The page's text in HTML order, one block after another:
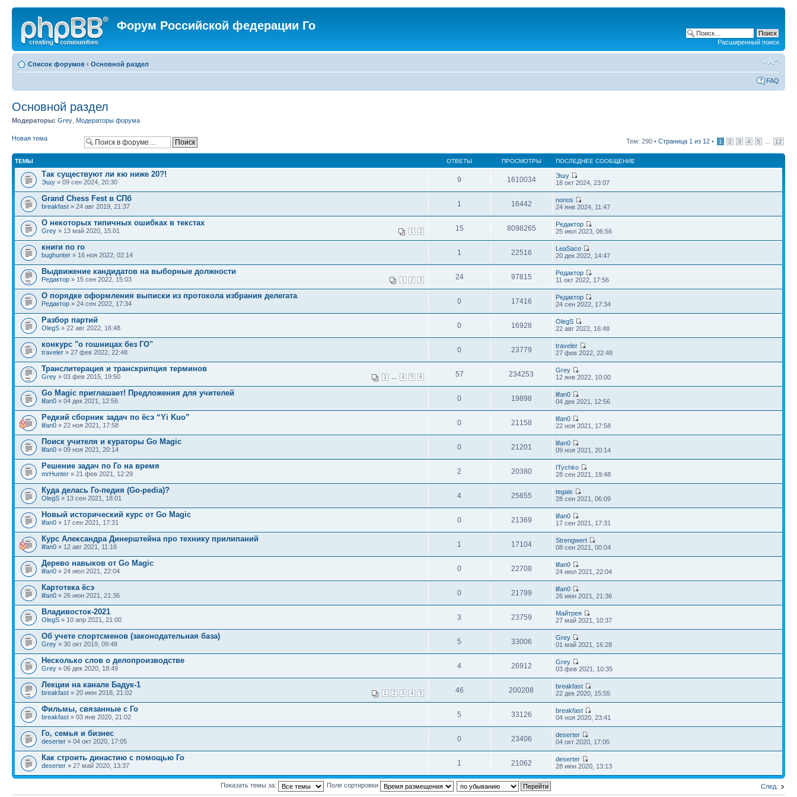
Форум Российской федерации Го
Расширенный поиск
Список форумов ‹ Основной раздел
FAQ
Основной раздел
Модераторы: Grey Модераторы форума
Новая тема Тем: 290 • Страница 1 из 12 • 1 2 3 4 5 12
ТЕМЫ ОТВЕТЫ ПРОСМОТРЫ ПОСЛЕДНЕЕ СООБЩЕНИЕ
Так существуют ли кю ниже 20?!
Эшу » 09 сен 2024, 20:30 9 1610034
Эшу
18 окт 2024, 23:07
Grand Chess Fest в СПб
breakfast » 24 авг 2019, 21:37 1 16442
nonos
24 янв 2024, 11:47
О некоторых типичных ошибках в текстах
1 2
Grey » 13 май 2020, 15:01 15 8098265
Редактор
25 июл 2023, 06:56
книги по го
bughunter » 16 ноя 2022, 02:14 1 22516
LeaSaco
20 дек 2022, 14:47
Выдвижение кандидатов на выборные должности
1 2 3
Редактор » 15 сен 2022, 15:03 24 97815
Редактор
11 окт 2022, 17:56
О порядке оформления выписки из протокола избрания делегата
Редактор » 24 сен 2022, 17:34 0 17416
Редактор
24 сен 2022, 17:34
Разбор партий
OlegS » 22 авг 2022, 16:48 0 16928
OlegS
22 авг 2022, 16:48
конкурс "о гошницах без ГО"
traveler » 27 фев 2022, 22:48 0 23779
traveler
27 фев 2022, 22:48
Транслитерация и транскрипция терминов
1 4 5 6
Grey » 03 фев 2015, 19:50 57 234253
Grey
12 янв 2022, 10:00
Go Magic приглашает! Предложения для учителей
lifan0 » 04 дек 2021, 12:56 0 19898
lifan0
04 дек 2021, 12:56
Редкий сборник задач по ёсэ “Yi Kuo”
lifan0 » 22 ноя 2021, 17:58 0 21158
lifan0
22 ноя 2021, 17:58
Поиск учителя и кураторы Go Magic
lifan0 » 09 ноя 2021, 20:14 0 21201
lifan0
09 ноя 2021, 20:14
Решение задач по Го на время
mrHunter » 21 фев 2021, 12:29 2 20380
ITychko
28 сен 2021, 19:48
Куда делась Го-педия (Go-pedia)?
OlegS » 13 сен 2021, 18:01 4 25655
tegais
28 сен 2021, 06:09
Новый исторический курс от Go Magic
lifan0 » 17 сен 2021, 17:31 0 21369
lifan0
17 сен 2021, 17:31
Курс Александра Динерштейна про технику прилипаний
lifan0 » 12 авг 2021, 11:16 1 17104
Strengwert
08 сен 2021, 00:04
Дерево навыков от Go Magic
lifan0 » 24 июл 2021, 22:04 0 22708
lifan0
24 июл 2021, 22:04
Картотека ёсэ
lifan0 » 26 июн 2021, 21:36 0 21799
lifan0
26 июн 2021, 21:36
Владивосток-2021
OlegS » 10 апр 2021, 21:00 3 23759
Майтрея
27 май 2021, 10:37
Об учете спортсменов (законодательная база)
Grey » 30 окт 2019, 09:48 5 33006
Grey
01 май 2021, 16:28
Несколько слов о делопроизводстве
Grey » 06 дек 2020, 18:49 4 26912
Grey
03 фев 2021, 10:35
Лекции на канале Бадук-1
1 2 3 4 5
breakfast » 20 июн 2018, 21:02 46 200208
breakfast
22 дек 2020, 15:55
Фильмы, связанные с Го
breakfast » 03 янв 2020, 21:02 5 33126
breakfast
04 ноя 2020, 23:41
Го, семья и бизнес
deserter » 04 окт 2020, 17:05 0 23406
deserter
04 окт 2020, 17:05
Как строить династию с помощью Го
deserter » 27 май 2020, 13:37 1 21062
deserter
28 июн 2020, 13:13
След.
Показать темы за: Поле сортировки